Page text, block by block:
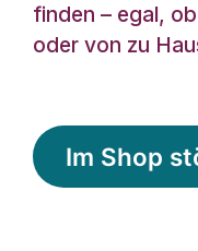
finden – egal,
oder von zu
Im Shop